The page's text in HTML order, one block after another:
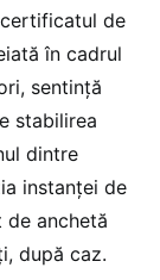
de
în cadrul
sentință
stabilirea
dintre
instanței de
de anchetă
după caz.